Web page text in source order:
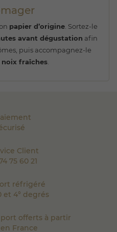
Client
75 60 21
réfrigéré
et 4° degrés
port offerts à partir
France
papier d’origine . Sortez-le
avant dégustation afin
puis accompagnez-le
noix fraîches